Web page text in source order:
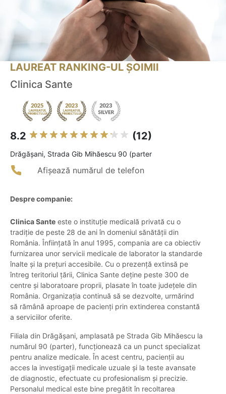
LAUREAT RANKING-UL ȘOIMII
Clinica Sante
8.2 (12)
Drăgăşani, Strada Gib Mihăescu 90 (parter
Afișează numărul de telefon
Despre companie:
Clinica Sante este o instituție medicală privată cu o
tradiție de peste 28 de ani în domeniul sănătății din
România. Înființată în anul 1995, compania are ca obiectiv
furnizarea unor servicii medicale de laborator la standarde
înalte și la prețuri accesibile. Cu o prezență extinsă pe
întreg teritoriul țării, Clinica Sante deține peste 300 de
centre și laboratoare proprii, plasate în toate județele din
România. Organizația continuă să se dezvolte, urmărind
să rămână aproape de pacienți prin extinderea constantă
a serviciilor oferite.
Filiala din Drăgășani, amplasată pe Strada Gib Mihăescu la
numărul 90 (parter), funcționează ca un punct specializat
pentru analize medicale. În acest centru, pacienții au
acces la investigații medicale uzuale și la teste avansate
de diagnostic, efectuate cu profesionalism și precizie.
Personalul medical este bine pregătit în recoltarea